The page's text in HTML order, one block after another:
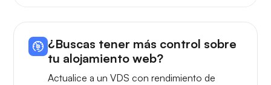
¿Buscas tener más control sobre
tu alojamiento web?
Actualice a un VDS con rendimiento de